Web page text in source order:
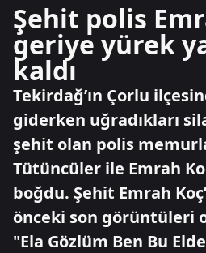
Şehit polis
geriye yürek
kaldı
Tekirdağ’ın Çorlu
giderken uğradıkları
şehit olan polis
Tütüncüler ile Emrah
boğdu. Şehit Emrah
önceki son görüntüleri
"Ela Gözlüm Ben Bu